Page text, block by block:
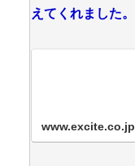
えてくれました。
www.excite.co.jp